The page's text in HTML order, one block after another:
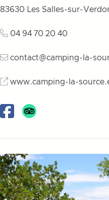
83630 Les Salles-sur-
04 94 70 20 40
contact@camping-la-
www.camping-la-
Facebook